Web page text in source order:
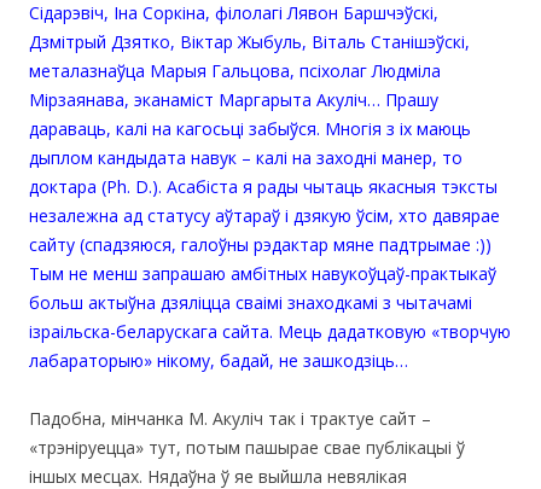
Сідарэвіч, Іна Соркіна, філолагі Лявон Баршчэўскі,
Дзмітрый Дзятко, Віктар Жыбуль, Віталь Станішэўскі,
металазнаўца Марыя Гальцова, псіхолаг Людміла
Мірзаянава, эканаміст Маргарыта Акуліч… Прашу
дараваць, калі на кагосьці забыўся. Многія з іх маюць
дыплом кандыдата навук – калі на заходні манер, то
доктара (Ph. D.). Асабіста я рады чытаць якасныя тэксты
незалежна ад статусу аўтараў і дзякую ўсім, хто давярае
сайту (спадзяюся, галоўны рэдактар мяне падтрымае :))
Тым не менш запрашаю амбітных навукоўцаў-практыкаў
больш актыўна дзяліцца сваімі знаходкамі з чытачамі
ізраільска-беларускага сайта. Мець дадатковую «творчую
лабараторыю» нікому, бадай, не зашкодзіць…
Падобна, мінчанка М. Акуліч так і трактуе сайт –
«трэніруецца» тут, потым пашырае свае публікацыі ў
іншых месцах. Нядаўна ў яе выйшла невялікая